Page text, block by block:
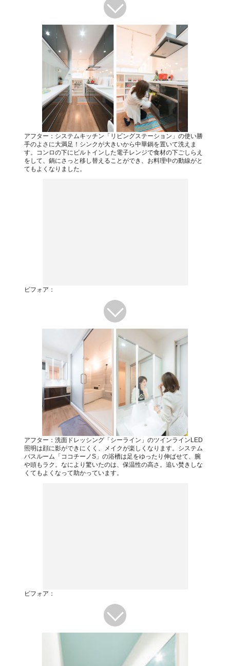
アフター：システムキッチン「リビングステーション」の使い勝
手のよさに大満足！シンクが大きいから中華鍋を置いて洗えま
す。コンロの下にビルトインした電子レンジで食材の下ごしらえ
をして、鍋にさっと移し替えることができ、お料理中の動線がと
てもよくなりました。
ビフォア：
アフター：洗面ドレッシング「シーライン」のツインラインLED
照明は顔に影ができにくく、メイクが楽しくなります。システム
バスルーム「ココチーノS」の浴槽は足をゆったり伸ばせて、腕
や頭もラク。なにより驚いたのは、保温性の高さ。追い焚きしな
くてもよくなって助かっています。
ビフォア：